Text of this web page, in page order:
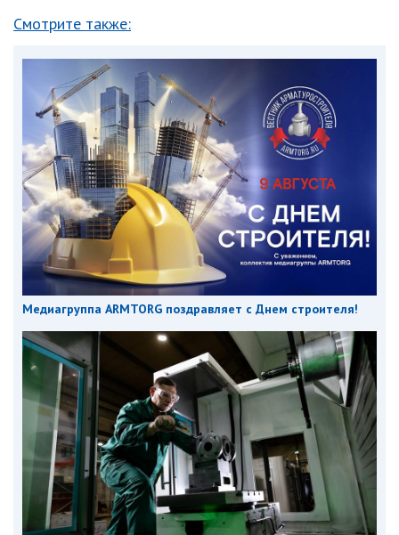
Смотрите также:
Медиагруппа ARMTORG поздравляет с Днем строителя!